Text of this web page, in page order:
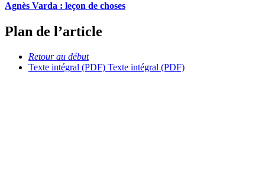
Agnès Varda : leçon de choses
Plan de l’article
Retour au début
Texte intégral (PDF) Texte intégral (PDF)